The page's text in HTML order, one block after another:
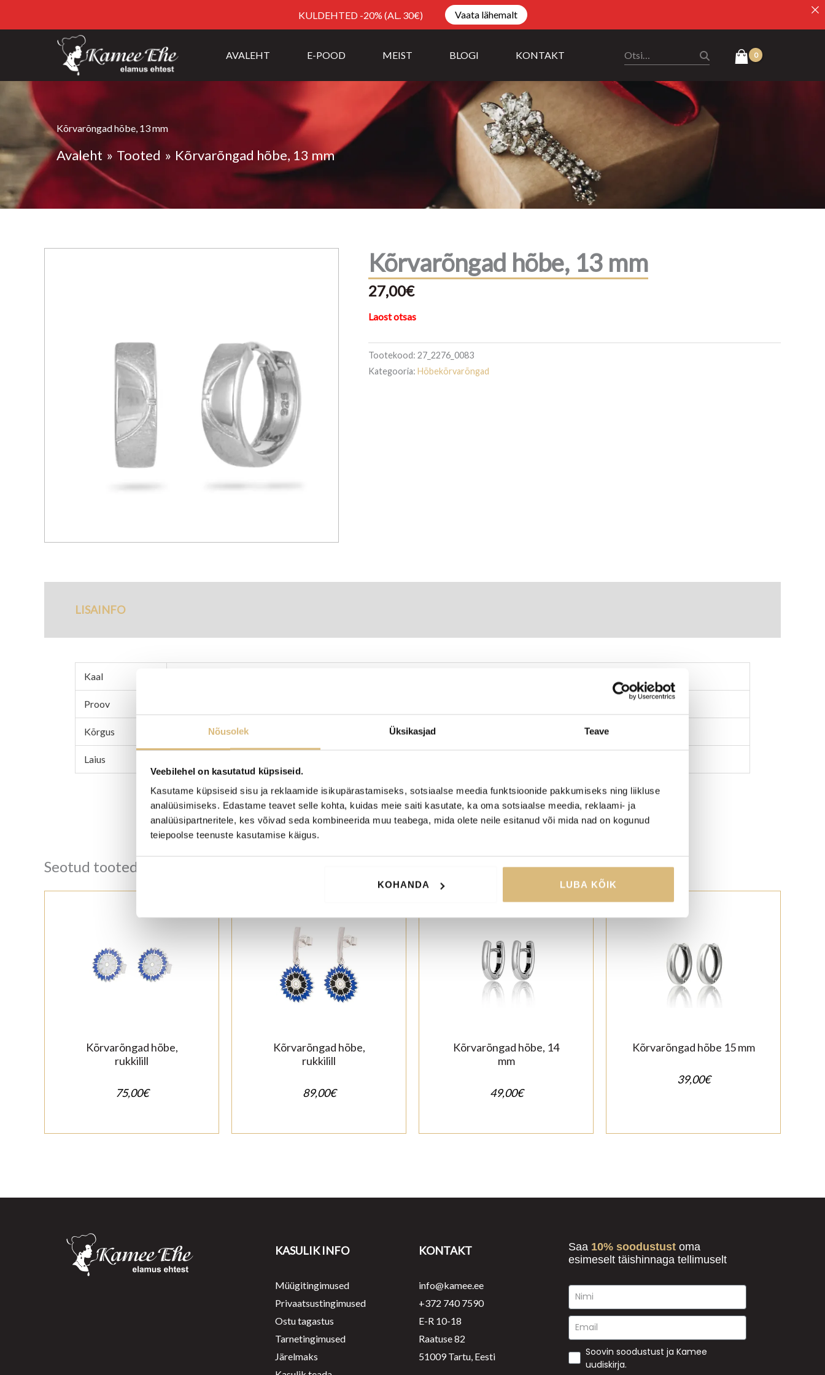
Nõusolek Üksikasjad Teave
Veebilehel on kasutatud küpsiseid.
Kasutame küpsiseid sisu ja reklaamide isikupärastamiseks, sotsiaalse meedia funktsioonide pakkumiseks ning liikluse
analüüsimiseks. Edastame teavet selle kohta, kuidas meie saiti kasutate, ka oma sotsiaalse meedia, reklaami- ja
analüüsipartneritele, kes võivad seda kombineerida muu teabega, mida olete neile esitanud või mida nad on kogunud
teiepoolse teenuste kasutamise käigus.
KOHANDA LUBA KÕIK
KULDEHTED -20% (AL. 30€) Vaata lähemalt
AVALEHT E-POOD MEIST BLOGI KONTAKT
Kõrvarõngad hõbe, 13 mm
Avaleht Tooted Kõrvarõngad hõbe, 13 mm
Kõrvarõngad hõbe, 13 mm
27,00€
Laost otsas
Tootekood: 27_2276_0083
Kategooria: Hõbekõrvarõngad
LISAINFO
Kaal
Proov
Kõrgus 13 mm
Laius
Seotud tooted
Kõrvarõngad hõbe,
rukkilill
75,00€
Kõrvarõngad hõbe,
rukkilill
89,00€
Kõrvarõngad hõbe, 14
mm
49,00€
Kõrvarõngad hõbe 15 mm
39,00€
KASULIK INFO
Müügitingimused
Privaatsustingimused
Ostu tagastus
Tarnetingimused
Järelmaks
KONTAKT
info@kamee.ee
+372 740 7590
E-R 10-18
Raatuse 82
51009 Tartu, Eesti
Saa 10% soodustust oma
esimeselt täishinnaga tellimuselt
Soovin soodustust ja Kamee
uudiskirja.